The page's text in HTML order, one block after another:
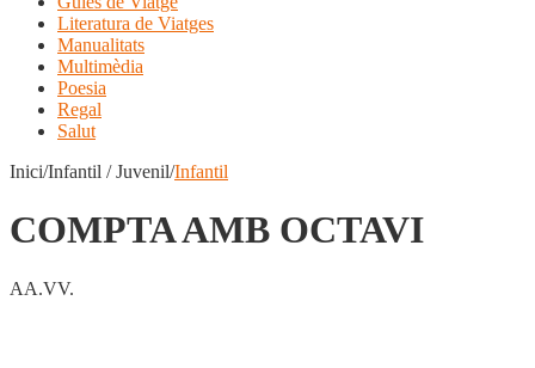
Literatura de Viatges
Manualitats
Multimèdia
Poesia
Regal
Salut
Inici/Infantil / Juvenil/Infantil
COMPTA AMB OCTAVI
AA.VV.